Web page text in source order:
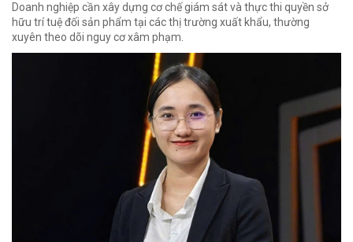
Doanh nghiệp cần xây dựng cơ chế giám sát và thực thi quyền sở
hữu trí tuệ đối sản phẩm tại các thị trường xuất khẩu, thường
xuyên theo dõi nguy cơ xâm phạm.